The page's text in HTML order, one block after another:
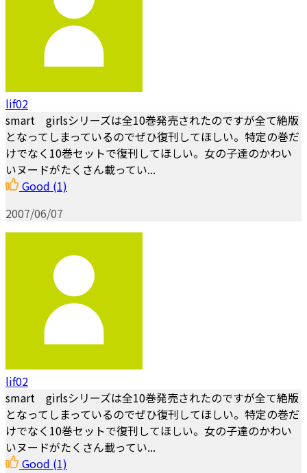
lif02
smart girlsシリーズは全10巻発売されたのですが全て絶版
となってしまっているのでぜひ復刊してほしい。特定の巻だ
けでなく10巻セットで復刊してほしい。女の子達のかわい
いヌードがたくさん載ってい...
Good (1)
2007/06/07
lif02
smart girlsシリーズは全10巻発売されたのですが全て絶版
となってしまっているのでぜひ復刊してほしい。特定の巻だ
けでなく10巻セットで復刊してほしい。女の子達のかわい
いヌードがたくさん載ってい...
Good (1)